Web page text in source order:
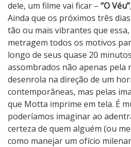
dele, um filme vai ficar – “O Véu”
Ainda que os próximos três
tão ou mais vibrantes que
metragem todos os motivos
longo de seus quase 20
assombrados não apenas pela
desenrola na direção de um
contemporâneas, mas pelas
que Motta imprime em tela. É
poderíamos imaginar ao
certeza de quem alguém (ou
como manejar um ofício